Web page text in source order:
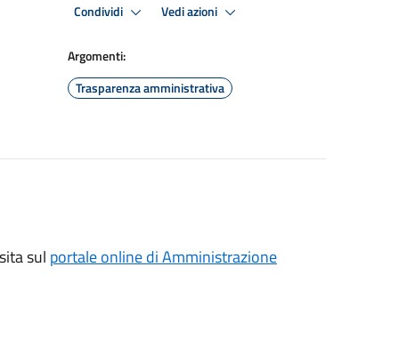
Condividi Vedi azioni
Argomenti:
Trasparenza amministrativa
sul portale online di Amministrazione